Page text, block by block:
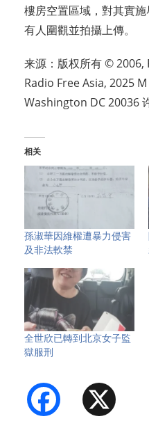
樓房空置區域，對其實
有人圍觀並拍攝上傳。
来源：版权所有 © 2006,
Radio Free Asia, 2025
Washington DC 20036
相关
孫淑華因維權遭暴力侵害
及非法軟禁
全世欣已轉到北京女子監
獄服刑
Facebook